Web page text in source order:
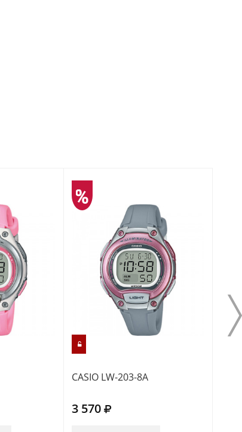
CASIO LW-203-8A
3 570